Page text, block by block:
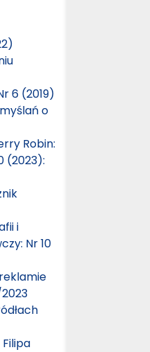
6 (2019)
o
Robin:
(2023):
i
Nr 10